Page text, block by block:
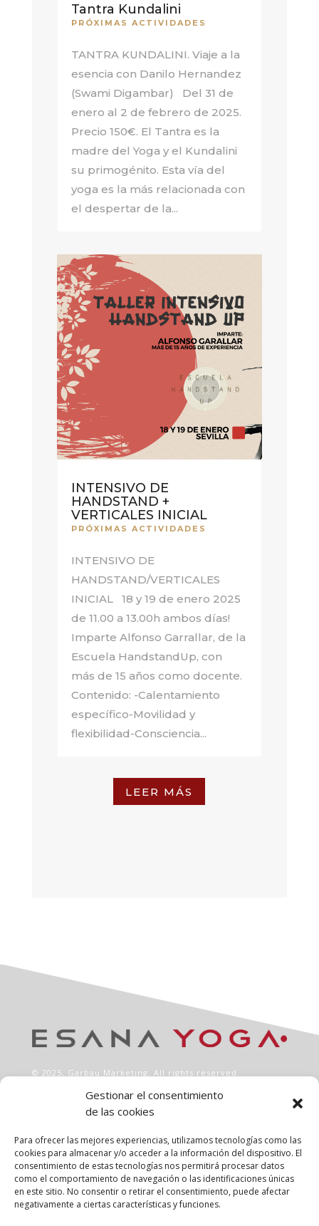
Gestionar el consentimiento
de las cookies
Para ofrecer las mejores experiencias, utilizamos tecnologías como las
cookies para almacenar y/o acceder a la información del dispositivo. El
consentimiento de estas tecnologías nos permitirá procesar datos
como el comportamiento de navegación o las identificaciones únicas
en este sitio. No consentir o retirar el consentimiento, puede afectar
negativamente a ciertas características y funciones.
Tantra Kundalini
PRÓXIMAS ACTIVIDADES
TANTRA KUNDALINI. Viaje a la
esencia con Danilo Hernandez
(Swami Digambar) Del 31 de
enero al 2 de febrero de 2025.
Precio 150€. El Tantra es la
madre del Yoga y el Kundalini
su primogénito. Esta vía del
yoga es la más relacionada con
el despertar de la...
INTENSIVO DE
HANDSTAND +
VERTICALES INICIAL
PRÓXIMAS ACTIVIDADES
INTENSIVO DE
HANDSTAND/VERTICALES
INICIAL 18 y 19 de enero 2025
de 11.00 a 13.00h ambos días!
Imparte Alfonso Garrallar, de la
Escuela HandstandUp, con
más de 15 años como docente.
Contenido: -Calentamiento
específico-Movilidad y
flexibilidad-Consciencia...
LEER MÁS
© 2025, Garbau Marketing . All rights reserved.
INFO
Aviso legal
Política de privacidad
Política de cookies
Clases
Talleres